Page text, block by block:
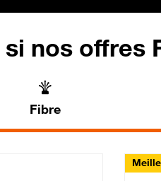
nos offres
Fibre